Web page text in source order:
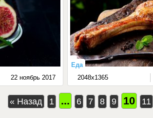
22 ноябрь 2017
Еда
2048x1365
« Назад 1 ... 6 7 8 9 10 11